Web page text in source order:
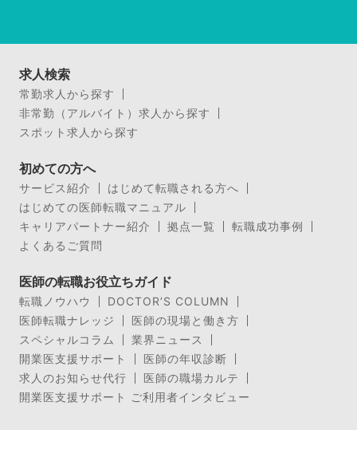
求人検索
常勤求人から探す
非常勤（アルバイト）求人から探す
スポット求人から探す
初めての方へ
サービス紹介
はじめて転職される方へ
はじめての医師転職マニュアル
キャリアパートナー紹介
拠点一覧
転職成功事例
よくあるご質問
医師の転職お役立ちガイド
転職ノウハウ
DOCTOR’S COLUMN
医師転職ナレッジ
医師の現場と働き方
スペシャルコラム
業界ニュース
開業医支援サポート
医師の年収診断
求人のお知らせ代行
医師の職場カルテ
開業医支援サポート ご利用者インタビュー